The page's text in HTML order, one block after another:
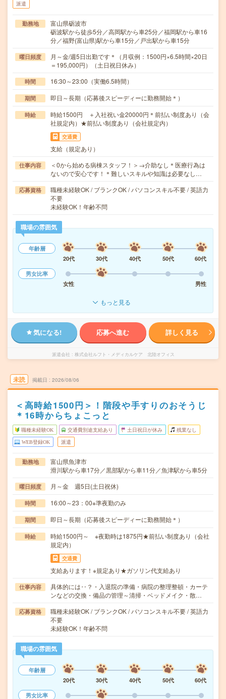
派遣
勤務地
富山県砺波市
砺波駅から徒歩5分／高岡駅から車25分／福岡駅から車16
分／福野(富山県)駅から車15分／戸出駅から車15分
曜日頻度
月～金/週5日出勤です＊（月収例：1500円×6.5時間×20日
＝195,000円）（土日祝日休み）
時間 16:30～23:00（実働6.5時間）
期間 即日～長期（応募後スピーディーに勤務開始＊）
時給
時給1500円 ＋入社祝い金20000円＊前払い制度あり（会
社規定内）★前払い制度あり（会社規定内）
交通費
支給（規定あり）
仕事内容
＜0から始める病棟スタッフ！＞→介助なし＊医療行為は
ないので安心です！＊難しいスキルや知識は必要なし…
応募資格
職種未経験OK / ブランクOK / パソコンスキル不要 / 英語力
不要
未経験OK！年齢不問
職場の雰囲気
年齢層
20代
30代 40代 50代
60代
男女比率
女性
男性
もっと見る
気になる! 応募へ進む 詳しく見る
派遣会社 株式会社ルフト・メディカルケア 北陸オフィス
未読 掲載日 2026/08/06
＜高時給1500円＞！階段や手すりのおそうじ
＊16時からちょこっと
職種未経験OK 交通費別途支給あり 土日祝日が休み 残業なし
WEB登録OK 派遣
勤務地
富山県魚津市
滑川駅から車17分／黒部駅から車11分／魚津駅から車5分
曜日頻度 月～金 週5日(土日祝休)
時間 16:00～23：00※準夜勤のみ
期間 即日～長期（応募後スピーディーに勤務開始＊）
時給
時給1500円～ ※夜勤時は1875円★前払い制度あり（会社
規定内）
交通費
支給あります！※規定あり★ガソリン代支給あり
仕事内容
具体的には‥？・入退院の準備・病院の整理整頓・カーテ
ンなどの交換・備品の管理～清掃・ベッドメイク・散…
応募資格
職種未経験OK / ブランクOK / パソコンスキル不要 / 英語力
不要
未経験OK！年齢不問
職場の雰囲気
年齢層
20代
30代 40代 50代
60代
男女比率